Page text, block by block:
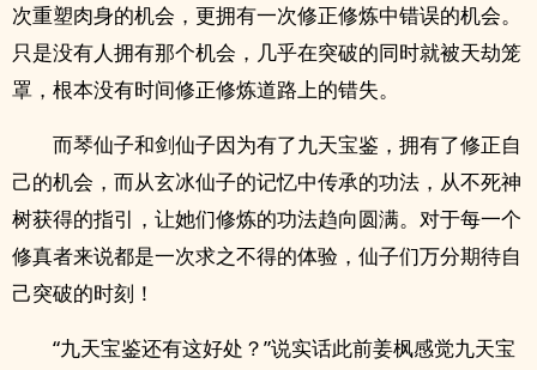
次重塑肉身的机会，更拥有一次修正修炼中错误的机会。
只是没有人拥有那个机会，几乎在突破的同时就被天劫笼
罩，根本没有时间修正修炼道路上的错失。
而琴仙子和剑仙子因为有了九天宝鉴，拥有了修正自
己的机会，而从玄冰仙子的记忆中传承的功法，从不死神
树获得的指引，让她们修炼的功法趋向圆满。对于每一个
修真者来说都是一次求之不得的体验，仙子们万分期待自
己突破的时刻！
“九天宝鉴还有这好处？”说实话此前姜枫感觉九天宝